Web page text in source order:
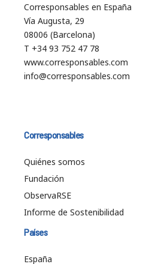
Corresponsables en España
Vía Augusta, 29
08006 (Barcelona)
T +34 93 752 47 78
www.corresponsables.com
info@corresponsables.com
Corresponsables
Quiénes somos
Fundación
ObservaRSE
Informe de Sostenibilidad
Países
España